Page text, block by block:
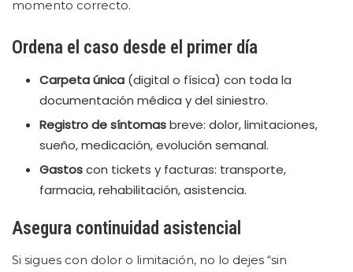
momento correcto.
Ordena el caso desde el primer día
Carpeta única (digital o física) con toda la
documentación médica y del siniestro.
Registro de síntomasbreve: dolor, limitaciones,
sueño, medicación, evolución semanal.
Gastoscon tickets y facturas: transporte,
farmacia, rehabilitación, asistencia.
Asegura continuidad asistencial
Si sigues con dolor o limitación, no lo dejes “sin